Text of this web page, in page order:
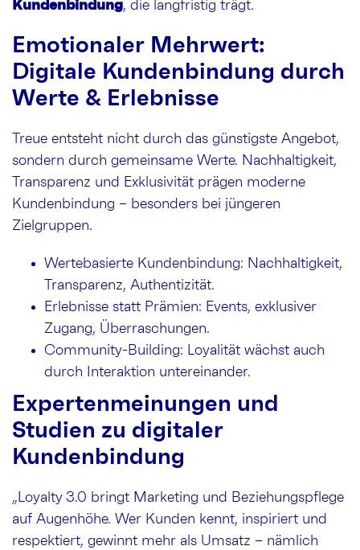
Kundenbindung, die langfristig trägt.
Emotionaler Mehrwert:
Digitale Kundenbindung durch
Werte & Erlebnisse
Treue entsteht nicht durch das günstigste Angebot,
sondern durch gemeinsame Werte. Nachhaltigkeit,
Transparenz und Exklusivität prägen moderne
Kundenbindung – besonders bei jüngeren
Zielgruppen.
Wertebasierte Kundenbindung: Nachhaltigkeit,
Transparenz, Authentizität.
Erlebnisse statt Prämien: Events, exklusiver
Zugang, Überraschungen.
Community-Building: Loyalität wächst auch
durch Interaktion untereinander.
Expertenmeinungen und
Studien zu digitaler
Kundenbindung
„Loyalty 3.0 bringt Marketing und Beziehungspflege
auf Augenhöhe. Wer Kunden kennt, inspiriert und
respektiert, gewinnt mehr als Umsatz – nämlich